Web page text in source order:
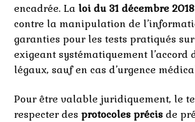
encadrée. La loi du 31 décembre 2018
contre la manipulation de
garanties pour les tests pratiqués
exigeant systématiquement l’accord
légaux, sauf en cas d’urgence
Pour être valable juridiquement, le
respecter des protocoles précis de